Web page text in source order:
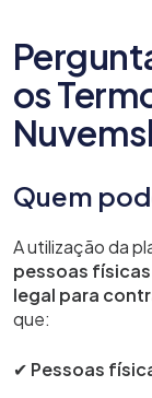
os
Quem
A utilização da
pessoas
legal para
que:
✔ Pessoas